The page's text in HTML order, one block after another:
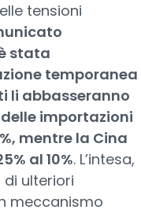
tensioni
stata
temporanea
li abbasseranno
importazioni
mentre la Cina
al 10%. L’intesa,
ulteriori
meccanismo